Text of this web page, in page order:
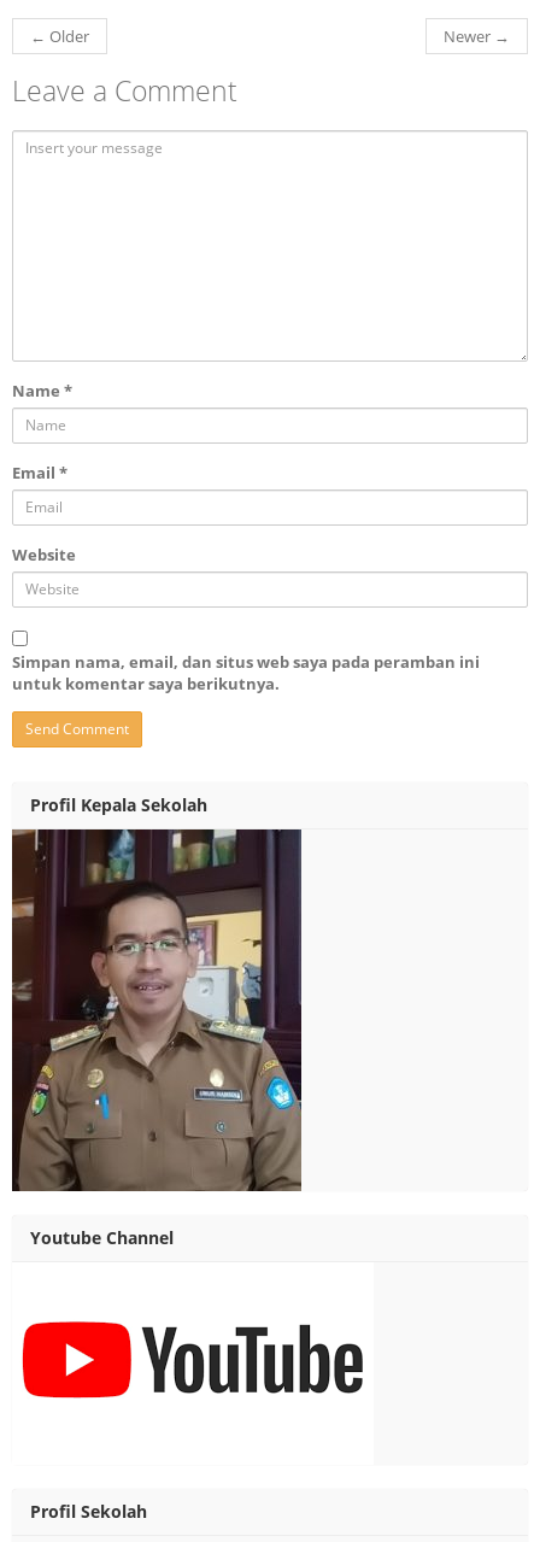
← Older Newer →
Leave a Comment
Name *
Email *
Website
Simpan nama, email, dan situs web saya pada peramban ini
untuk komentar saya berikutnya.
Profil Kepala Sekolah
Youtube Channel
Profil Sekolah